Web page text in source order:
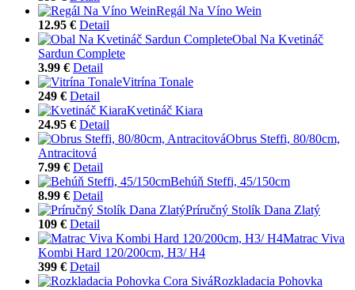
Regál Na Víno Wein
12.95 € Detail
Obal Na Kvetináč
Sardun Complete
3.99 € Detail
Vitrína Tonale
249 € Detail
Kvetináč Kiara
24.95 € Detail
Obrus Steffi, 80/80cm,
Antracitová
7.99 € Detail
Behúň Steffi, 45/150cm
8.99 € Detail
Príručný Stolík Dana Zlatý
109 € Detail
Matrac Viva
Kombi Hard 120/200cm, H3/ H4
399 € Detail
Rozkladacia Pohovka